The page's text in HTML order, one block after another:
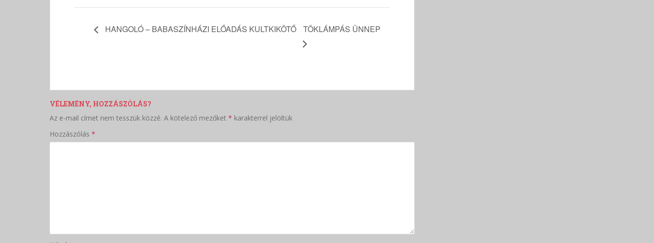
HANGOLÓ – BABASZÍNHÁZI ELŐADÁS KULTKIKÖTŐ TÖKLÁMPÁS ÜNNEP
VÉLEMÉNY, HOZZÁSZÓLÁS?
Az e-mail címet nem tesszük közzé. A kötelező mezőket * karakterrel jelöltük
Hozzászólás *